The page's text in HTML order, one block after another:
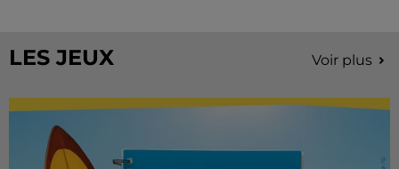
LES JEUX Voir plus